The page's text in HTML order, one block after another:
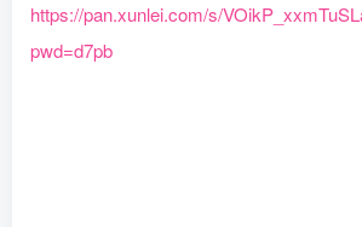
https://pan.xunlei.com/s/
pwd=d7pb